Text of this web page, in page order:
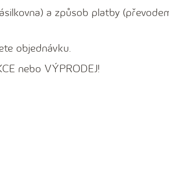
a způsob platby
objednávku.
nebo VÝPRODEJ!